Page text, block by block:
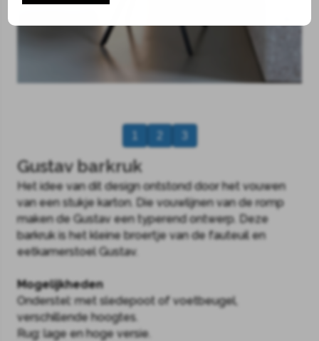
Gustav barkruk
Het idee van dit design ontstond door het vouwen
van een stukje karton. Die vouwlijnen van de romp
maken de Gustav een typerend ontwerp. Deze
barkruk is het kleine broertje van de fauteuil en
eetkamerstoel Gustav.
Mogelijkheden
Onderstel: met sledepoot of voetbeugel,
verschillende hoogtes.
Rug: lage en hoge versie.